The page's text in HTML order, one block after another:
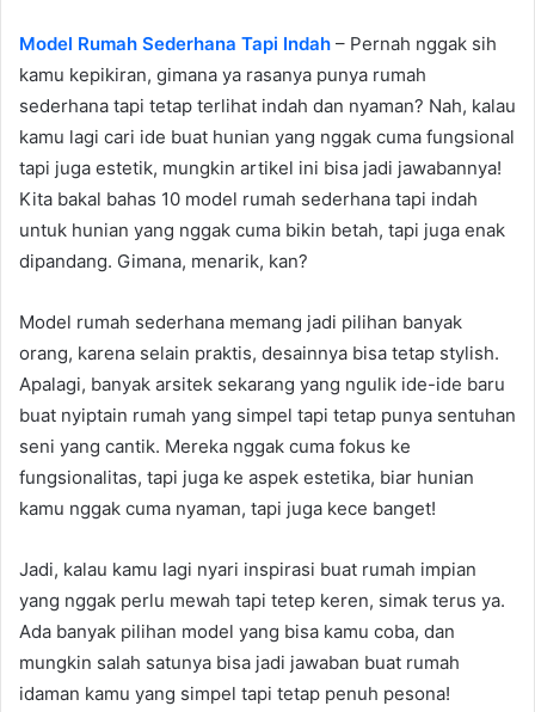
Model Rumah Sederhana Tapi Indah – Pernah nggak sih
kamu kepikiran, gimana ya rasanya punya rumah
sederhana tapi tetap terlihat indah dan nyaman? Nah, kalau
kamu lagi cari ide buat hunian yang nggak cuma fungsional
tapi juga estetik, mungkin artikel ini bisa jadi jawabannya!
Kita bakal bahas 10 model rumah sederhana tapi indah
untuk hunian yang nggak cuma bikin betah, tapi juga enak
dipandang. Gimana, menarik, kan?
Model rumah sederhana memang jadi pilihan banyak
orang, karena selain praktis, desainnya bisa tetap stylish.
Apalagi, banyak arsitek sekarang yang ngulik ide-ide baru
buat nyiptain rumah yang simpel tapi tetap punya sentuhan
seni yang cantik. Mereka nggak cuma fokus ke
fungsionalitas, tapi juga ke aspek estetika, biar hunian
kamu nggak cuma nyaman, tapi juga kece banget!
Jadi, kalau kamu lagi nyari inspirasi buat rumah impian
yang nggak perlu mewah tapi tetep keren, simak terus ya.
Ada banyak pilihan model yang bisa kamu coba, dan
mungkin salah satunya bisa jadi jawaban buat rumah
idaman kamu yang simpel tapi tetap penuh pesona!